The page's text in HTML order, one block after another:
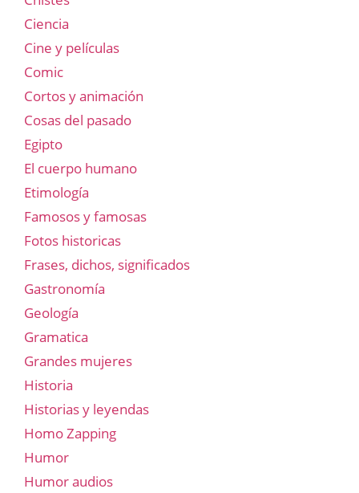
Ciencia
Cine y películas
Comic
Cortos y animación
Cosas del pasado
Egipto
El cuerpo humano
Etimología
Famosos y famosas
Fotos historicas
Frases, dichos, significados
Gastronomía
Geología
Gramatica
Grandes mujeres
Historia
Historias y leyendas
Homo Zapping
Humor
Humor audios